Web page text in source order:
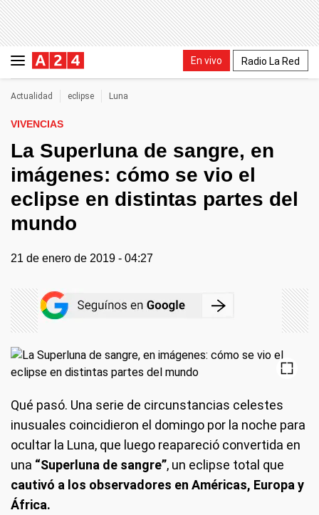
En vivo Radio La Red
Actualidad eclipse Luna
VIVENCIAS
La Superluna de sangre, en
imágenes: cómo se vio el
eclipse en distintas partes del
mundo
21 de enero de 2019 - 04:27
Qué pasó. Una serie de circunstancias celestes
inusuales coincidieron el domingo por la noche para
ocultar la Luna, que luego reapareció convertida en
una “Superluna de sangre”, un eclipse total que
cautivó a los observadores en Américas, Europa y
África.